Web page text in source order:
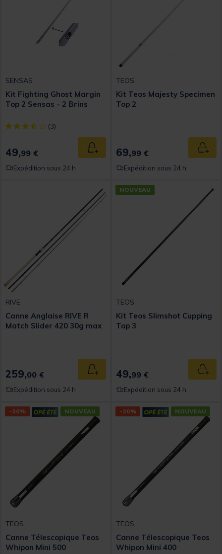
SENSAS
Kit Fighting Ghost Margin
Top 2 Sensas - 2 Brins
[object Object] out of 5 Customer Rating
(3)
49,99 € Ajouter au panier
Expédition sous 24 h
TEOS
Kit Teos Majesty Specimen
Top 2
69,99 €
Expédition sous 24 h
RIVE
Canne Anglaise RIVE R
Match Slider 420 30g max
259,00 € Ajouter au panier
Expédition sous 24 h
NOUVEAU
TEOS
Kit Teos Slimshot Cupping
Top 3
49,99 €
Expédition sous 24 h
-30% NOUVEAU
TEOS
Canne Télescopique Teos
Whipon Mini 500
-30% NOUVEAU
TEOS
Canne Télescopique Teos
Whipon Mini 400